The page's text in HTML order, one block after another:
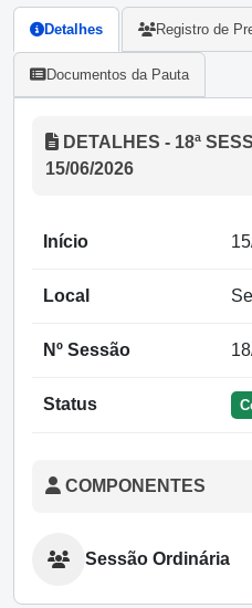
Detalhes Registro de
Documentos da Pauta
DETALHES - 18ª
15/06/2026
Início
Local
Nº Sessão
Status
COMPONENTES
Sessão Ordinária